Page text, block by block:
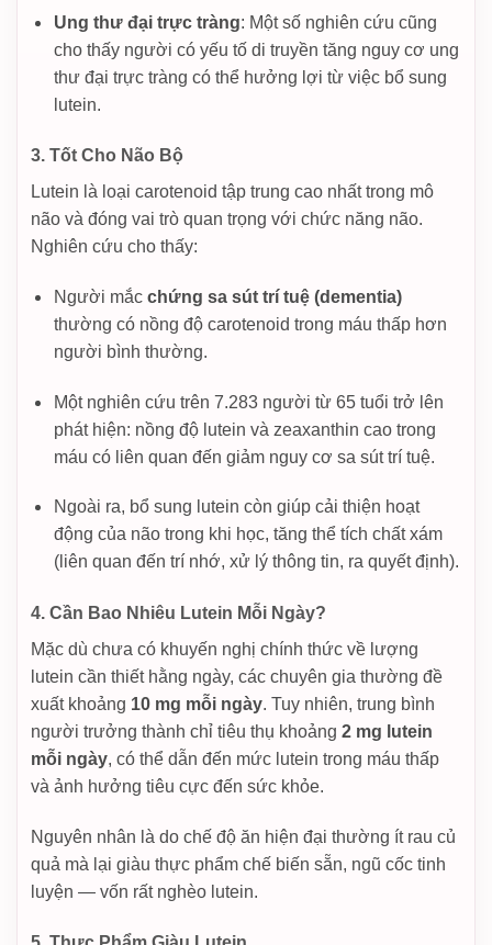
Ung thư đại trực tràng: Một số nghiên cứu cũng
cho thấy người có yếu tố di truyền tăng nguy cơ ung
thư đại trực tràng có thể hưởng lợi từ việc bổ sung
lutein.
3. Tốt Cho Não Bộ
Lutein là loại carotenoid tập trung cao nhất trong mô
não và đóng vai trò quan trọng với chức năng não.
Nghiên cứu cho thấy:
Người mắc chứng sa sút trí tuệ (dementia)
thường có nồng độ carotenoid trong máu thấp hơn
người bình thường.
Một nghiên cứu trên 7.283 người từ 65 tuổi trở lên
phát hiện: nồng độ lutein và zeaxanthin cao trong
máu có liên quan đến giảm nguy cơ sa sút trí tuệ.
Ngoài ra, bổ sung lutein còn giúp cải thiện hoạt
động của não trong khi học, tăng thể tích chất xám
(liên quan đến trí nhớ, xử lý thông tin, ra quyết định).
4. Cần Bao Nhiêu Lutein Mỗi Ngày?
Mặc dù chưa có khuyến nghị chính thức về lượng
lutein cần thiết hằng ngày, các chuyên gia thường đề
xuất khoảng 10 mg mỗi ngày. Tuy nhiên, trung bình
người trưởng thành chỉ tiêu thụ khoảng 2 mg lutein
mỗi ngày, có thể dẫn đến mức lutein trong máu thấp
và ảnh hưởng tiêu cực đến sức khỏe.
Nguyên nhân là do chế độ ăn hiện đại thường ít rau củ
quả mà lại giàu thực phẩm chế biến sẵn, ngũ cốc tinh
luyện — vốn rất nghèo lutein.